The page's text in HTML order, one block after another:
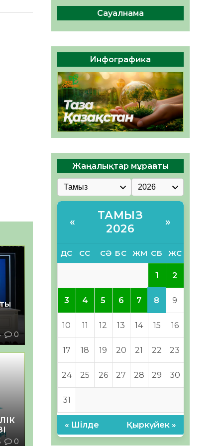
0
0
Руслан Рүстемұлы облыс
әкімінің кеңесшісі болып
тағайындалды
05.08.2026
46 0
Сауалнама
Инфографика
Жаңалықтар мұрағаты
«
ТАМЫЗ
2026
»
ДС СС СӘ БС ЖМ СБ ЖС
1 2
3 4 5 6 7 8 9
10 11 12 13 14 15 16
17 18 19 20 21 22 23
24 25 26 27 28 29 30
31
« Шілде Қыркүйек »